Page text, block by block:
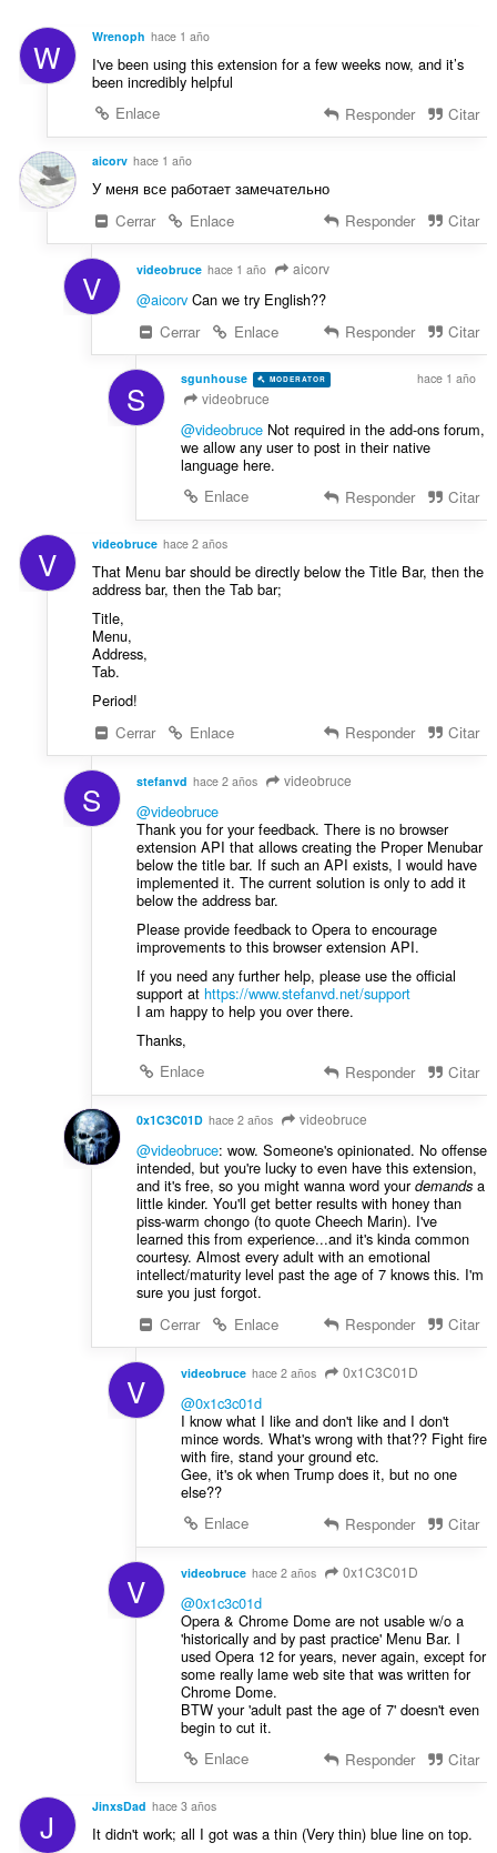
s
i
o
n
s
:
n
t
u
o
n
e
s
W Wrenoph hace 1 año
I've been using this extension for a few weeks now, and it’s
been incredibly helpful
Enlace
Responder Citar
aicorv hace 1 año
У меня все работает замечательно
Cerrar
Enlace Responder Citar
V videobruce hace 1 año aicorv
@aicorvCan we try English??
Cerrar
Enlace Responder Citar
S sgunhouse MODERATOR hace 1 año
videobruce
@videobruceNot required in the add-ons forum,
we allow any user to post in their native
language here.
Enlace
Responder Citar
V videobruce hace 2 años
That Menu bar should be directly below the Title Bar, then the
address bar, then the Tab bar;
Title,
Menu,
Address,
Tab.
Period!
Cerrar
Enlace Responder Citar
S stefanvd hace 2 años videobruce
@videobruce
Thank you for your feedback. There is no browser
extension API that allows creating the Proper Menubar
below the title bar. If such an API exists, I would have
implemented it. The current solution is only to add it
below the address bar.
Please provide feedback to Opera to encourage
improvements to this browser extension API.
If you need any further help, please use the official
support at https://www.stefanvd.net/support
I am happy to help you over there.
Thanks,
Enlace
Responder Citar
0x1C3C01D hace 2 años videobruce
@videobruce: wow. Someone's opinionated. No offense
intended, but you're lucky to even have this extension,
and it's free, so you might wanna word yourdemandsa
little kinder. You'll get better results with honey than
piss-warm chongo (to quote Cheech Marin). I've
learned this from experience...and it's kinda common
courtesy. Almost every adult with an emotional
intellect/maturity level past the age of 7 knows this. I'm
sure you just forgot.
Cerrar
Enlace Responder Citar
V videobruce hace 2 años 0x1C3C01D
@0x1c3c01d
I know what I like and don't like and I don't
mince words. What's wrong with that?? Fight fire
with fire, stand your ground etc.
Gee, it's ok when Trump does it, but no one
else??
Enlace
Responder Citar
V videobruce hace 2 años 0x1C3C01D
@0x1c3c01d
Opera & Chrome Dome are not usable w/o a
'historically and by past practice' Menu Bar. I
used Opera 12 for years, never again, except for
some really lame web site that was written for
Chrome Dome.
BTW your 'adult past the age of 7' doesn't even
begin to cut it.
Enlace
Responder Citar
J JinxsDad hace 3 años
It didn't work; all I got was a thin (Very thin) blue line on top.